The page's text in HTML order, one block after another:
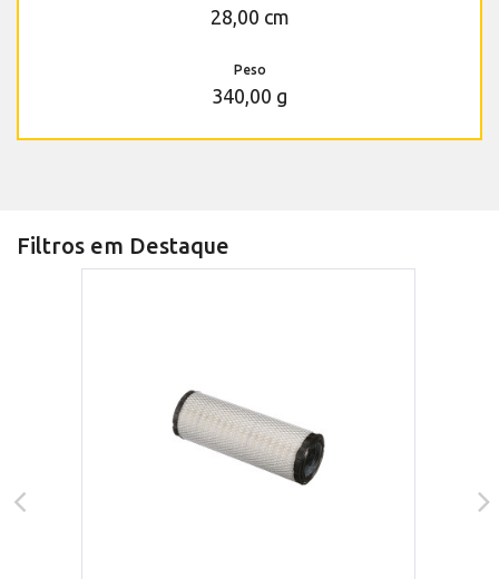
28,00 cm
Peso
340,00 g
Filtros em Destaque